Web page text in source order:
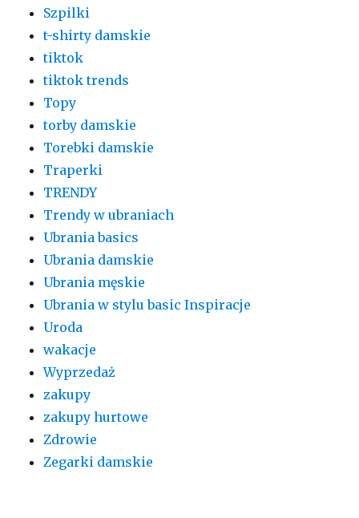
Szpilki
t-shirty damskie
tiktok
tiktok trends
Topy
torby damskie
Torebki damskie
Traperki
TRENDY
Trendy w ubraniach
Ubrania basics
Ubrania damskie
Ubrania męskie
Ubrania w stylu basic Inspiracje
Uroda
wakacje
Wyprzedaż
zakupy
zakupy hurtowe
Zdrowie
Zegarki damskie